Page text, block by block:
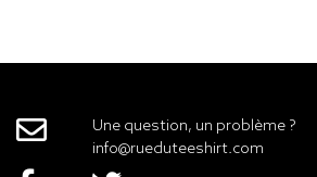
Une question, un problème ?
info@rueduteeshirt.com